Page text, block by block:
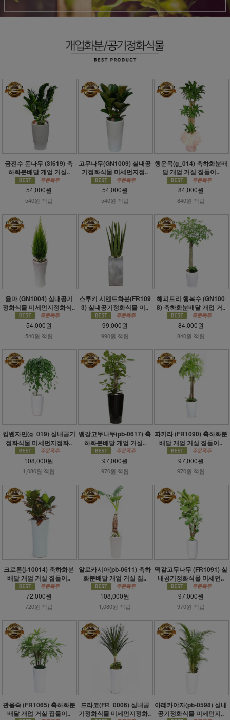
금전수 돈나무 (3f619) 축
하화분배달 개업 거실..
54,000원
540원 적립
고무나무(GN1009) 실내공
기정화식물 미세먼지정..
54,000원
540원 적립
행운목(g_014) 축하화분배
달 개업 거실 집들이..
84,000원
840원 적립
율마 (GN1004) 실내공기
정화식물 미세먼지정화식..
54,000원
540원 적립
스투키 시멘트화분(FR109
3) 실내공기정화식물 미..
99,000원
990원 적립
해피트리 행복수 (GN100
8) 축하화분배달 개업 거..
84,000원
840원 적립
킹벤자민(g_019) 실내공기
정화식물 미세먼지정화..
108,000원
1,080원 적립
뱅갈고무나무(pb-0617) 축
하화분배달 개업 거실..
97,000원
970원 적립
파키라 (FR1090) 축하화분
배달 개업 거실 집들이..
97,000원
970원 적립
크로톤(j-10014) 축하화분
배달 개업 거실 집들이..
72,000원
720원 적립
알로카시아(pb-0611) 축하
화분배달 개업 거실 집..
108,000원
1,080원 적립
떡갈고무나무 (FR1091) 실
내공기정화식물 미세먼..
97,000원
970원 적립
관음죽 (FR1065) 축하화분
배달 개업 거실 집들이..
드라코(FR_0006) 실내공
기정화식물 미세먼지정화..
아레카야자(pb-0598) 실내
공기정화식물 미세먼지..